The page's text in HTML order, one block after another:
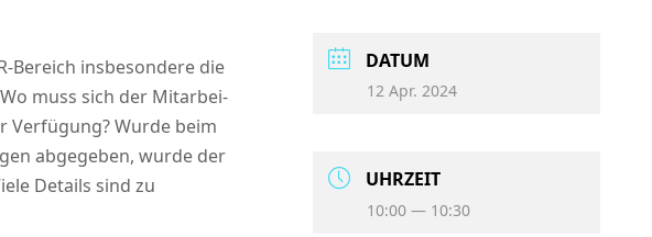
Bereich ins­be­son­de­re die
muss sich der Mit­ar­bei­
Ver­fü­gung? Wur­de beim
abge­ge­ben, wur­de der
Details sind zu
DATUM
12 Apr. 2024
UHR­ZEIT
10:00 — 10:30